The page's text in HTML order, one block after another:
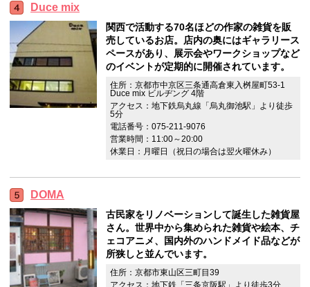
Duce mix
関西で活動する70名ほどの作家の雑貨を販
売しているお店。店内の奥にはギャラリース
ペースがあり、展示会やワークショップなど
のイベントが定期的に開催されています。
住所：京都市中京区三条通高倉東入桝屋町53-1
Duce mix ビルヂング 4階
アクセス：地下鉄烏丸線「烏丸御池駅」より徒歩
5分
電話番号：075-211-9076
営業時間：11:00～20:00
休業日：月曜日（祝日の場合は翌火曜休み）
DOMA
古民家をリノベーションして誕生した雑貨屋
さん。世界中から集められた雑貨や絵本、チ
ェコアニメ、国内外のハンドメイド品などが
所狭しと並んでいます。
住所：京都市東山区三町目39
アクセス：地下鉄「三条京阪駅」より徒歩3分